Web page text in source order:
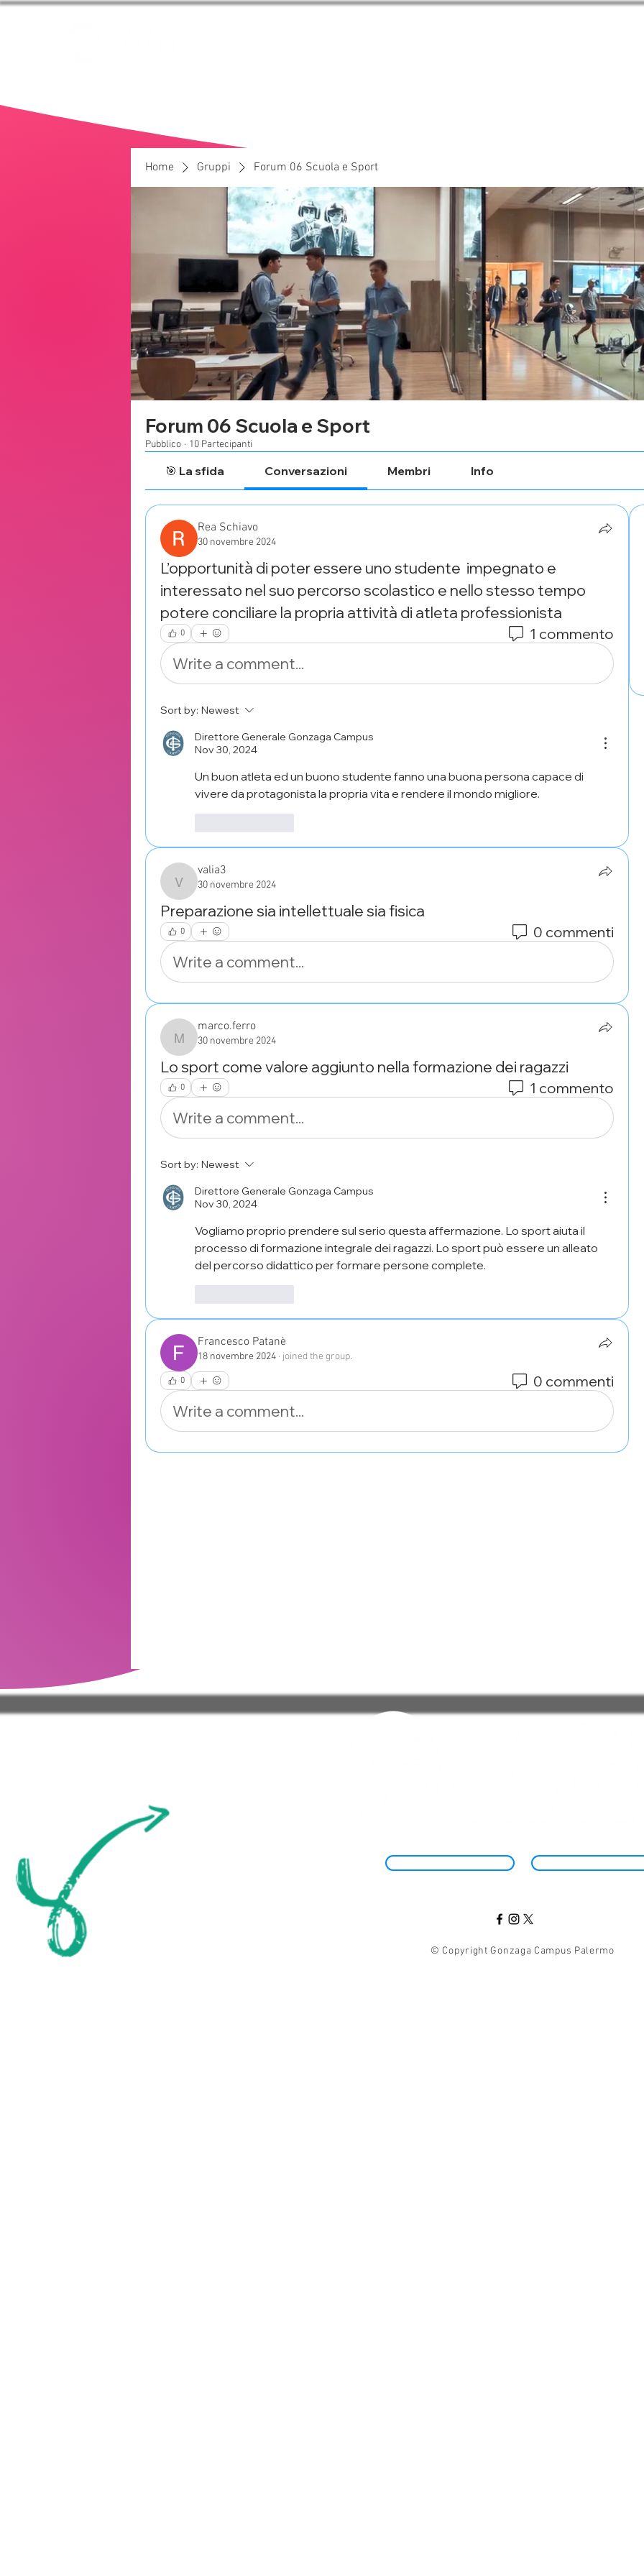
Home Gruppi Forum 06 Scuola e Sport
Forum 06 Scuola e Sport
Pubblico · 10 Partecipanti
🎯 La sfida Conversazioni Membri Info
Rea Schiavo
30 novembre 2024
L’opportunità di poter essere uno studente  impegnato e
interessato nel suo percorso scolastico e nello stesso tempo
potere conciliare la propria attività di atleta professionista
0 1 commento
Write a comment...
Sort by: Newest
Direttore Generale Gonzaga Campus
Nov 30, 2024
Un buon atleta ed un buono studente fanno una buona persona capace di
vivere da protagonista la propria vita e rendere il mondo migliore.
valia3
valia3
30 novembre 2024
Preparazione sia intellettuale sia fisica
0 0 commenti
Write a comment...
marco.ferro
marco.ferro
30 novembre 2024
Lo sport come valore aggiunto nella formazione dei ragazzi
0 1 commento
Write a comment...
Sort by: Newest
Direttore Generale Gonzaga Campus
Nov 30, 2024
Vogliamo proprio prendere sul serio questa affermazione. Lo sport aiuta il
processo di formazione integrale dei ragazzi. Lo sport può essere un alleato
del percorso didattico per formare persone complete.
Francesco Patanè
18 novembre 2024 · joined the group.
0 0 commenti
Write a comment...
© Copyright Gonzaga Campus Palermo